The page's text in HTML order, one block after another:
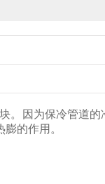
。因为保冷管道的
的作用。